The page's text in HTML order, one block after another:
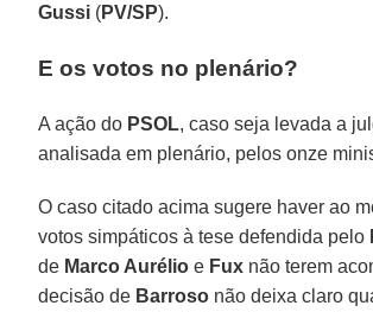
Gussi (PV/SP).
E os votos no plenário?
A ação do PSOL, caso seja levada a
analisada em plenário, pelos onze
O caso citado acima sugere haver ao
votos simpáticos à tese defendida pelo
de Marco Aurélio e Fux não terem
decisão de Barroso não deixa claro